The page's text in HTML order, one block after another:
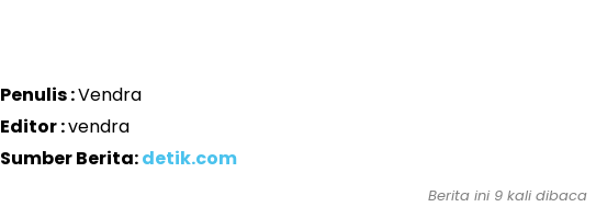
Penulis :Vendra
Editor :vendra
Sumber Berita:detik.com
Berita ini 9 kali dibaca